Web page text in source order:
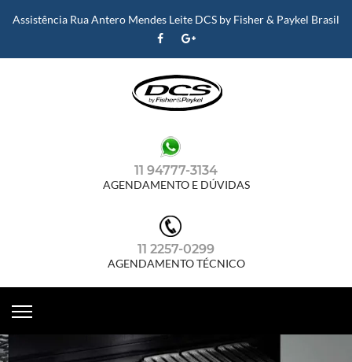
Assistência Rua Antero Mendes Leite DCS by Fisher & Paykel Brasil
11 94777-3134
AGENDAMENTO E DÚVIDAS
11 2257-0299
AGENDAMENTO TÉCNICO